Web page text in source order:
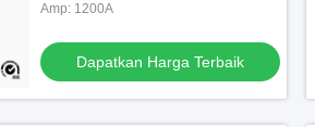
Amp: 1200A
Dapatkan Harga Terbaik